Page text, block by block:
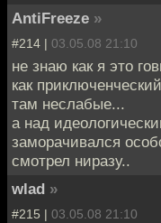
AntiFreeze »
#214 | 03.05.08 21:10
не знаю как я это
как
там неслабые...
а над
заморачивался
смотрел ниразу..
wlad »
#215 | 03.05.08 21:10